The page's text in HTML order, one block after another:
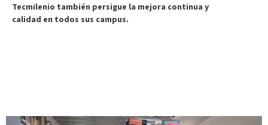
Tecmilenio también persigue la mejora continua y
calidad en todos sus campus.